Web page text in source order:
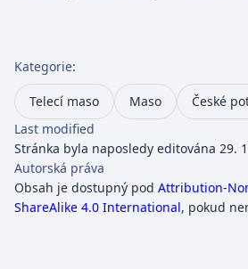
Kategorie:
Telecí maso Maso
České
Last modified
Stránka byla naposledy editována 29.
Autorská práva
Obsah je dostupný pod Attribution-
ShareAlike 4.0 International, pokud